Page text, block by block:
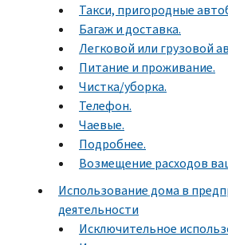
Такси, пригородные
Багаж и доставка.
Легковой или грузовой
Питание и проживание.
Чистка/уборка.
Телефон.
Чаевые.
Подробнее.
Возмещение расходов
Использование дома в
деятельности
Исключительное